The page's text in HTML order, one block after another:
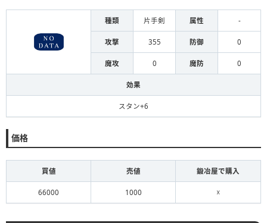
種類 片手剣 属性 -
攻撃 355 防御 0
魔攻 0 魔防 0
効果
スタン+6
価格
買値 売値 鍛冶屋で購入
66000 1000 ☓